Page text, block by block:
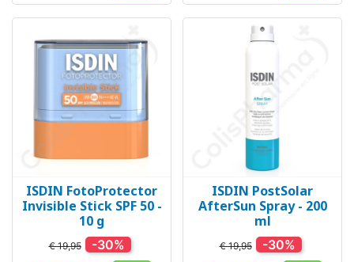
ISDIN FotoProtector
Invisible Stick SPF 50 -
10 g
€ 19,95 -30%
ISDIN PostSolar
AfterSun Spray - 200
ml
€ 19,95 -30%